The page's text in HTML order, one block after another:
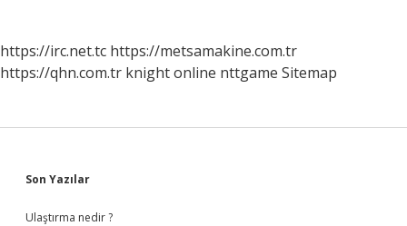
https://irc.net.tc https://metsamakine.com.tr
https://qhn.com.tr knight online nttgame Sitemap
Sidebar
Son Yazılar
Ulaştırma nedir ?